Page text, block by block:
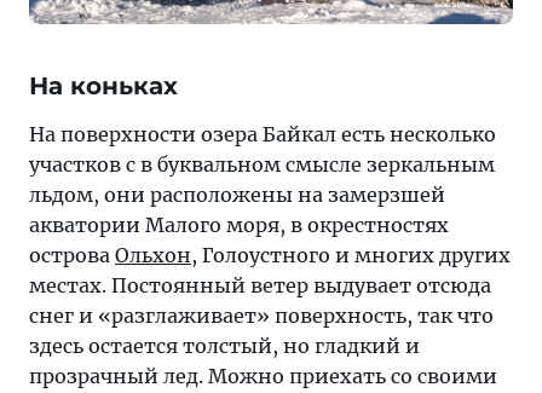
На коньках
На поверхности озера Байкал есть несколько
участков с в буквальном смысле зеркальным
льдом, они расположены на замерзшей
акватории Малого моря, в окрестностях
острова Ольхон, Голоустного и многих других
местах. Постоянный ветер выдувает отсюда
снег и «разглаживает» поверхность, так что
здесь остается толстый, но гладкий и
прозрачный лед. Можно приехать со своими